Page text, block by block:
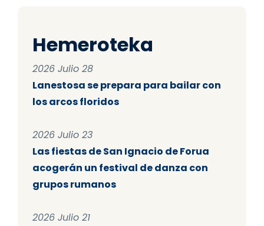
Hemeroteka
2026 Julio 28
Lanestosa se prepara para bailar con
los arcos floridos
2026 Julio 23
Las fiestas de San Ignacio de Forua
acogerán un festival de danza con
grupos rumanos
2026 Julio 21